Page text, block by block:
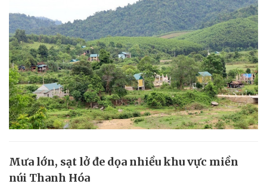
Mưa lớn, sạt lở đe dọa nhiều khu vực miền
núi Thanh Hóa